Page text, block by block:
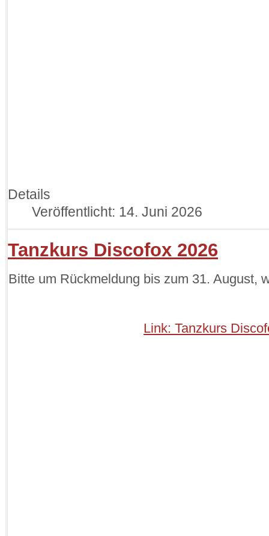
Details
Veröffentlicht: 14. Juni 2026
Tanzkurs Discofox 2026
Bitte um Rückmeldung bis zum 31. August,
Link: Tanzkurs